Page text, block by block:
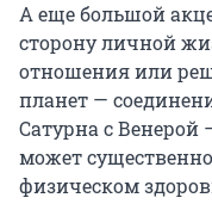
А еще большой
сторону личной
отношения или
планет —
Сатурна с Венерой
может
физическом